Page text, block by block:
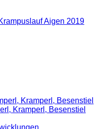
Aigen 2019
Kramperl, Besenstiel